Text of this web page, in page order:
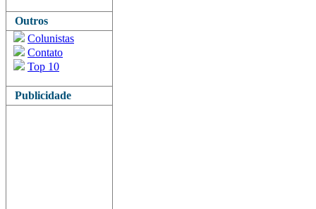
Outros
Colunistas
Contato
Top 10
Publicidade